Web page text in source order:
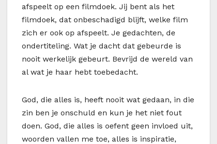
afspeelt op een filmdoek. Jij bent als het
filmdoek, dat onbeschadigd blijft, welke film
zich er ook op afspeelt. Je gedachten, de
ondertiteling. Wat je dacht dat gebeurde is
nooit werkelijk gebeurt. Bevrijd de wereld van
al wat je haar hebt toebedacht.
God, die alles is, heeft nooit wat gedaan, in die
zin ben je onschuld en kun je het niet fout
doen. God, die alles is oefent geen invloed uit,
woorden vallen me toe, alles is inspiratie,